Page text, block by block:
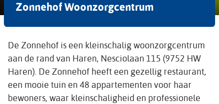
Zonnehof Woonzorgcentrum
De Zonnehof is een kleinschalig woonzorgcentrum
aan de rand van Haren, Nesciolaan 115 (9752 HW
Haren). De Zonnehof heeft een gezellig restaurant,
een mooie tuin en 48 appartementen voor haar
bewoners, waar kleinschaligheid en professionele